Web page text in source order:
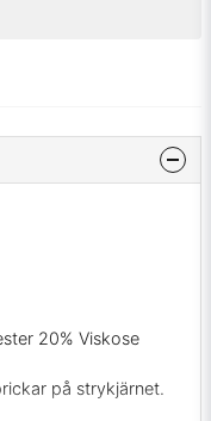
20% Viskose
på strykjärnet.